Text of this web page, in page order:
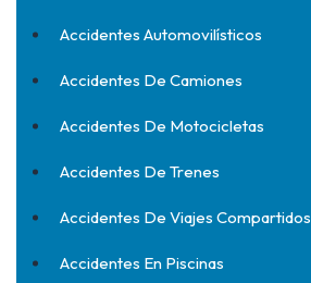
Accidentes Automovilísticos
Accidentes De Camiones
Accidentes De Motocicletas
Accidentes De Trenes
Accidentes De Viajes Compartidos
Accidentes En Piscinas